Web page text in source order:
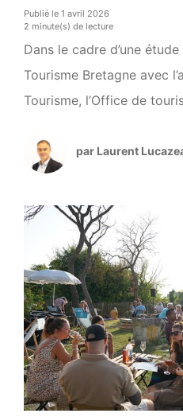
Publié le 1 avril 2026
2 minute(s) de lecture
Dans le cadre d’une
Tourisme Bretagne avec
Tourisme, l’Office de
de Royan à l’analyse
nombreuses stations
montagnardes, rurales et
cette étude est de
trois critères : leur
par Laurent